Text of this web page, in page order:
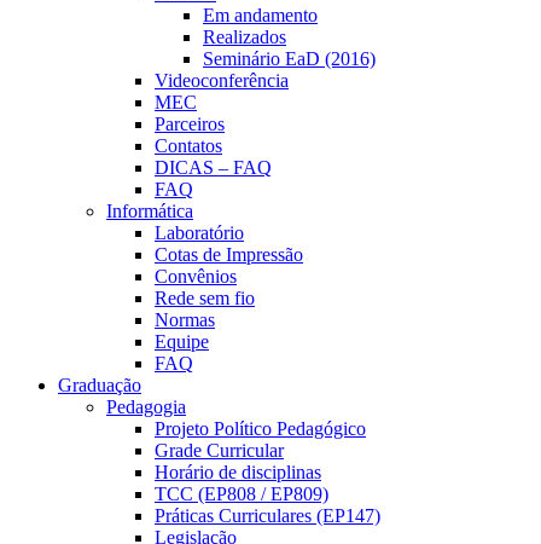
Em andamento
Realizados
Seminário EaD (2016)
Videoconferência
MEC
Parceiros
Contatos
DICAS – FAQ
FAQ
Informática
Laboratório
Cotas de Impressão
Convênios
Rede sem fio
Normas
Equipe
FAQ
Graduação
Pedagogia
Projeto Político Pedagógico
Grade Curricular
Horário de disciplinas
TCC (EP808 / EP809)
Práticas Curriculares (EP147)
Legislação